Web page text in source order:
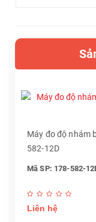
Máy đo độ nhám
582-12D
Mã SP: 178-582-
Liên hệ